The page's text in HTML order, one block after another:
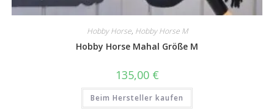
Hobby Horse, Hobby Horse M
Hobby Horse Mahal Größe M
135,00 €
Beim Hersteller kaufen